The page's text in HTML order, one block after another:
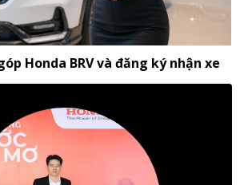
Honda BRV và đăng ký nhận xe